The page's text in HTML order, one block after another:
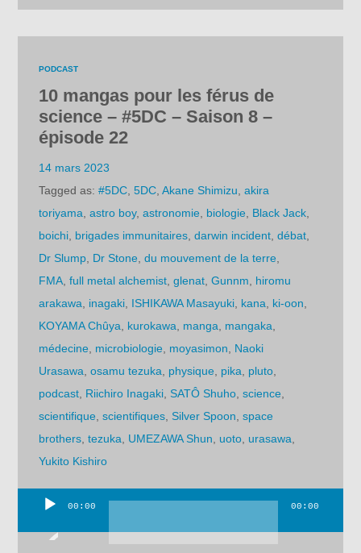
PODCAST
10 mangas pour les férus de
science – #5DC – Saison 8 –
épisode 22
14 mars 2023
Tagged as:#5DC ,5DC ,Akane Shimizu ,akira
toriyama ,astro boy,astronomie biologie Black Jack
boichi brigades immunitaires ,darwin incident ,débat
Dr Slump Dr Stone ,du mouvement de la terre
FMA ,full metal alchemist ,glenat ,Gunnm
hiromu
arakawa
inagaki ISHIKAWA Masayuki kana ki-oon
KOYAMA Chûya
kurokawa manga mangaka
médecine microbiologie moyasimon
Naoki
Urasawa ,osamu tezuka physique pika pluto
podcast Riichiro Inagaki ,SATÔ Shuho ,science
scientifique ,scientifiques ,Silver Spoon ,space
brothers ,tezuka UMEZAWA Shun uoto urasawa
Yukito Kishiro
00:00 00:00